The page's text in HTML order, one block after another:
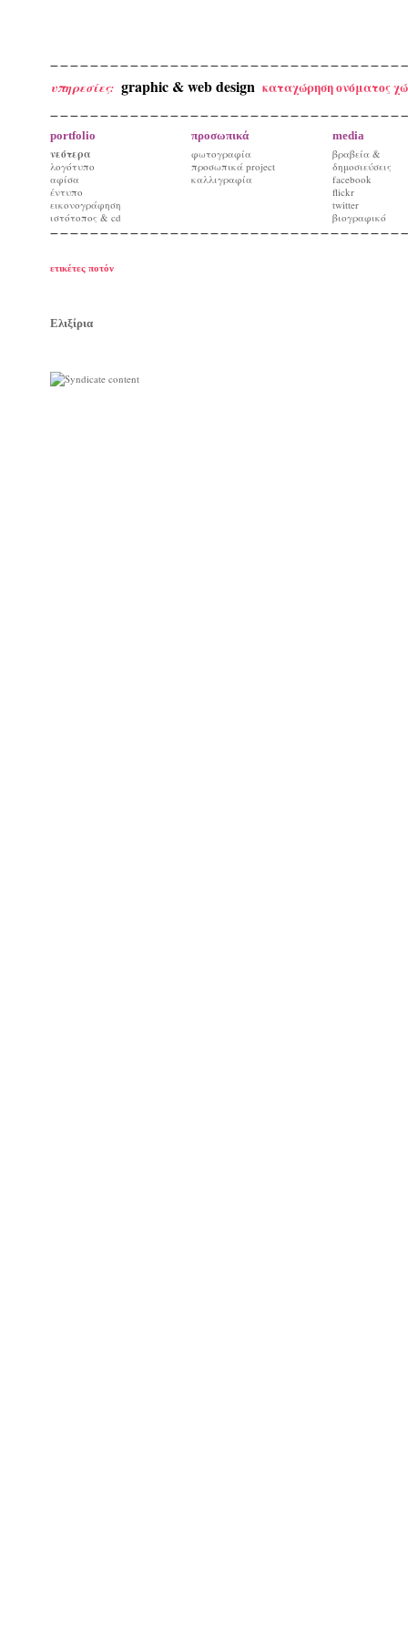
υπηρεσίες: graphic & web design καταχώρηση ονόματος
portfolio
νεότερα
λογότυπο
αφίσα
έντυπο
εικονογράφηση
ιστότοπος & cd
προσωπικά
φωτογραφία
προσωπικά project
καλλιγραφία
media
βραβεία &
δημοσιεύσεις
facebook
flickr
twitter
βιογραφικό
ετικέτες ποτόν
Ελιξίρια